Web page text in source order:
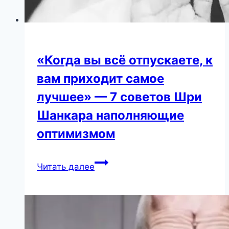
«Когда вы всё отпускаете, к
вам приходит самое
лучшее» — 7 советов Шри
Шанкара наполняющие
оптимизмом
Читать далее«Когда
отпускаете,